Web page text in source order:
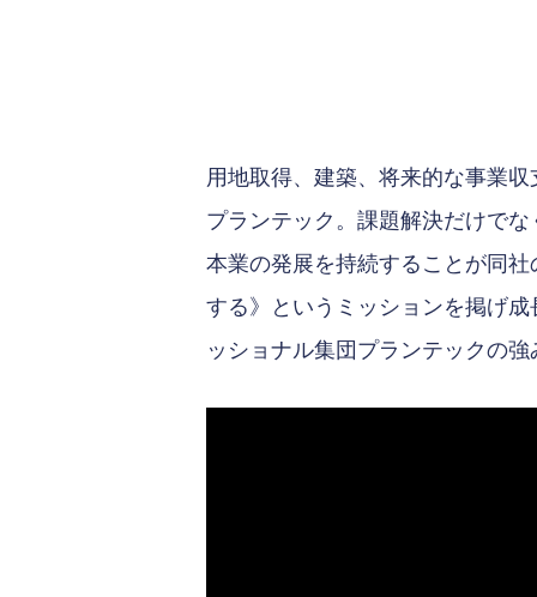
用地取得、建築、将来的な事業
プランテック。課題解決だけで
本業の発展を持続することが同
する》というミッションを掲げ
ッショナル集団プランテックの強